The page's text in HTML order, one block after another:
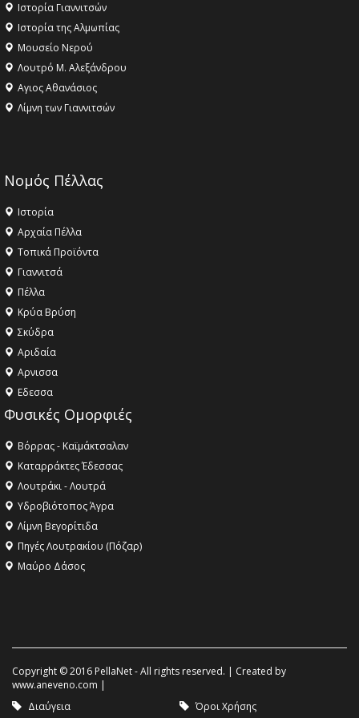
Ιστορία Γιαννιτσών
Ιστορία της Αλμωπίας
Μουσείο Νερού
Λουτρό Μ. Αλεξάνδρου
Αγιος Αθανάσιος
Λίμνη των Γιαννιτσών
Νομός Πέλλας
Ιστορία
Αρχαία Πέλλα
Τοπικά Προϊόντα
Γιαννιτσά
Πέλλα
Κρύα Βρύση
Σκύδρα
Αριδαία
Aρνισσα
Eδεσσα
Φυσικές Ομορφιές
Βόρρας - Καϊμάκτσαλαν
Καταρράκτες Έδεσσας
Λουτράκι - Λουτρά
Υδροβιότοπος Άγρα
Λίμνη Βεγορίτιδα
Πηγές Λουτρακίου (Πόζαρ)
Μαύρο Δάσος
Copyright © 2016 PellaNet - All rights reserved. | Created by
www.aneveno.com |
Διαύγεια
Όροι Χρήσης